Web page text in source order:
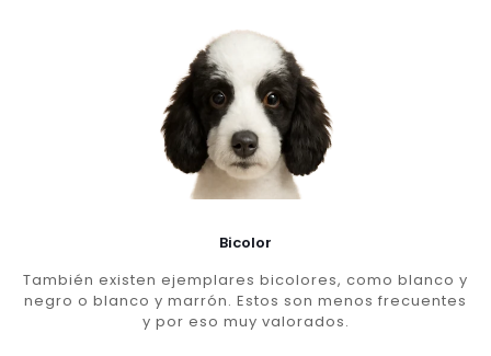
Bicolor
También existen ejemplares bicolores, como blanco y
negro o blanco y marrón. Estos son menos frecuentes
y por eso muy valorados.